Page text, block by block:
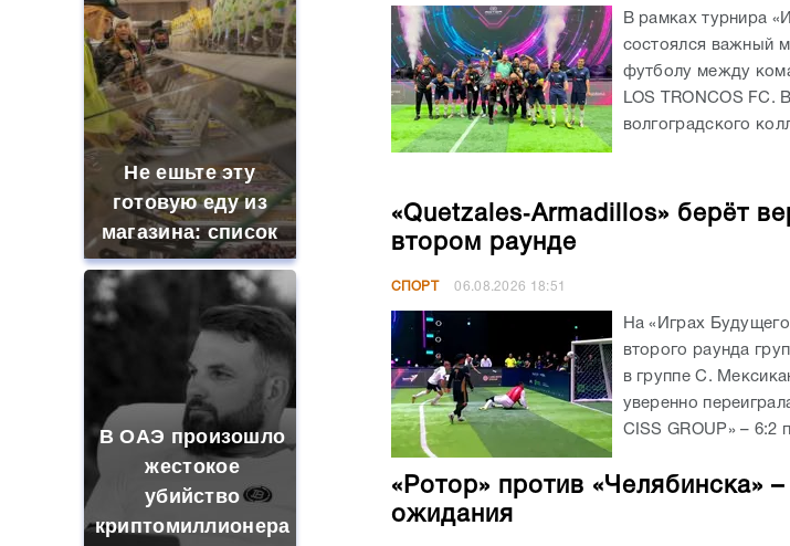
Не ешьте эту
готовую еду из
магазина: список
В ОАЭ произошло
жестокое
убийство
криптомиллионера
В рамках турнира
состоялся важный
футболу между
LOS TRONCOS FC.
волгоградского
«Quetzales‑Armadillos» берёт
втором раунде
СПОРТ 06.08.2026 18:51
На «Играх
второго раунда
в группе C.
уверенно
CISS GROUP» – 6:2
«Ротор» против «Челябинска»
ожидания